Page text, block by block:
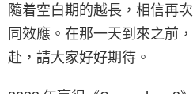
隨着空白期的越長，相信再
同效應。在那一天到來之前
赴，請大家好好期待。